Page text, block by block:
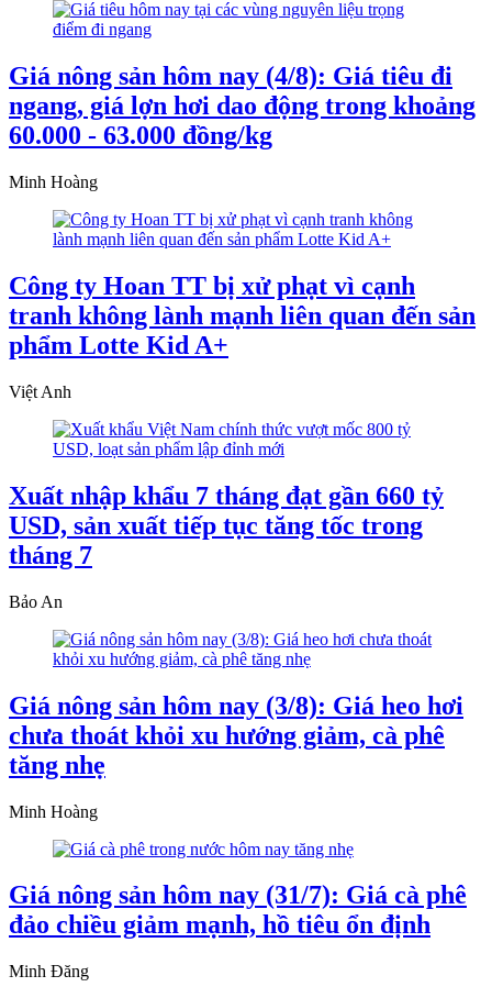
Giá nông sản hôm nay (4/8): Giá tiêu đi
ngang, giá lợn hơi dao động trong khoảng
60.000 - 63.000 đồng/kg
Minh Hoàng
Công ty Hoan TT bị xử phạt vì cạnh
tranh không lành mạnh liên quan đến sản
phẩm Lotte Kid A+
Việt Anh
Xuất nhập khẩu 7 tháng đạt gần 660 tỷ
USD, sản xuất tiếp tục tăng tốc trong
tháng 7
Bảo An
Giá nông sản hôm nay (3/8): Giá heo hơi
chưa thoát khỏi xu hướng giảm, cà phê
tăng nhẹ
Minh Hoàng
Giá nông sản hôm nay (31/7): Giá cà phê
đảo chiều giảm mạnh, hồ tiêu ổn định
Minh Đăng